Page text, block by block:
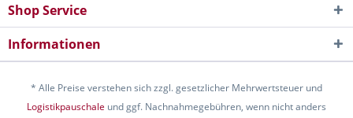
Shop Service
Informationen
* Alle Preise verstehen sich zzgl. gesetzlicher Mehrwertsteuer und
Logistikpauschale und ggf. Nachnahmegebühren, wenn nicht anders